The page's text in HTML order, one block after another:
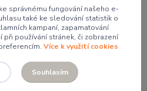
správnému fungování našeho e-
také ke sledování statistik o
kampaní, zapamatování
používání stránek, či zobrazení
Více k využití cookies
Souhlasím